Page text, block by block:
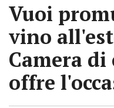
Vuoi
vino
Camera
offre